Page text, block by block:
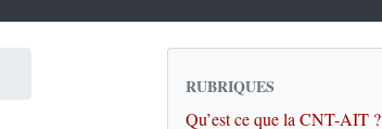
RUBRIQUES
Qu’est ce que la CNT-AIT ?